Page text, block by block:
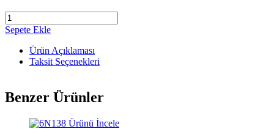
Sepete Ekle
Ürün Açıklaması
Taksit Seçenekleri
Benzer Ürünler
Ürünü İncele